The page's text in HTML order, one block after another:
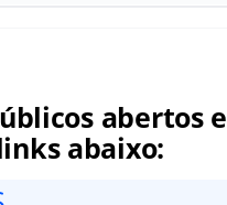
abertos e
abaixo: